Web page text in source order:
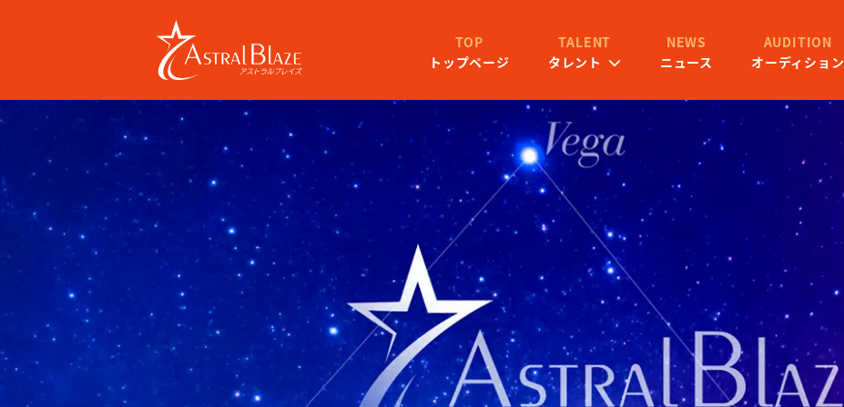
TOP
トップページ
TALENT
タレント
NEWS
ニュース
AUDITION
オーディション